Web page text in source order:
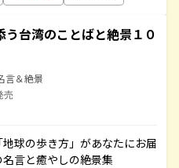
う台湾のことばと絶景１０
言＆絶景
売
球の歩き方」があなたにお届
言と癒やしの絶景集